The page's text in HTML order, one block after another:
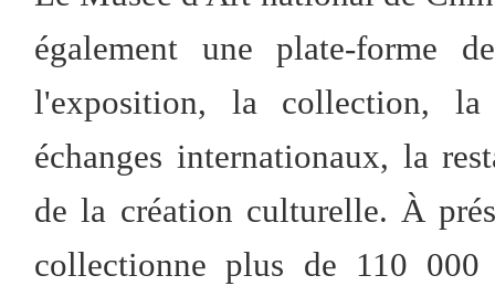
également une plate-forme
l'exposition, la collection, la
échanges internationaux, la
de la création culturelle. À
collectionne plus de 110